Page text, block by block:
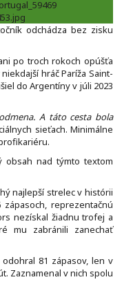
odchádza bez zisku
po troch rokoch opúšťa
hráč Paríža Saint-
do Argentíny v júli 2023
A táto cesta bola
sieťach. Minimálne
obsah nad týmto textom
najlepší strelec v histórii
reprezentačnú
nezískal žiadnu trofej a
mu zabránili zanechať
81 zápasov, len v
Zaznamenal v nich spolu